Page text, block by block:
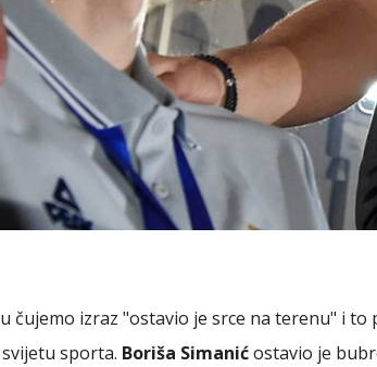
čujemo izraz "ostavio je srce na terenu" i to
sporta. Boriša Simanićostavio je